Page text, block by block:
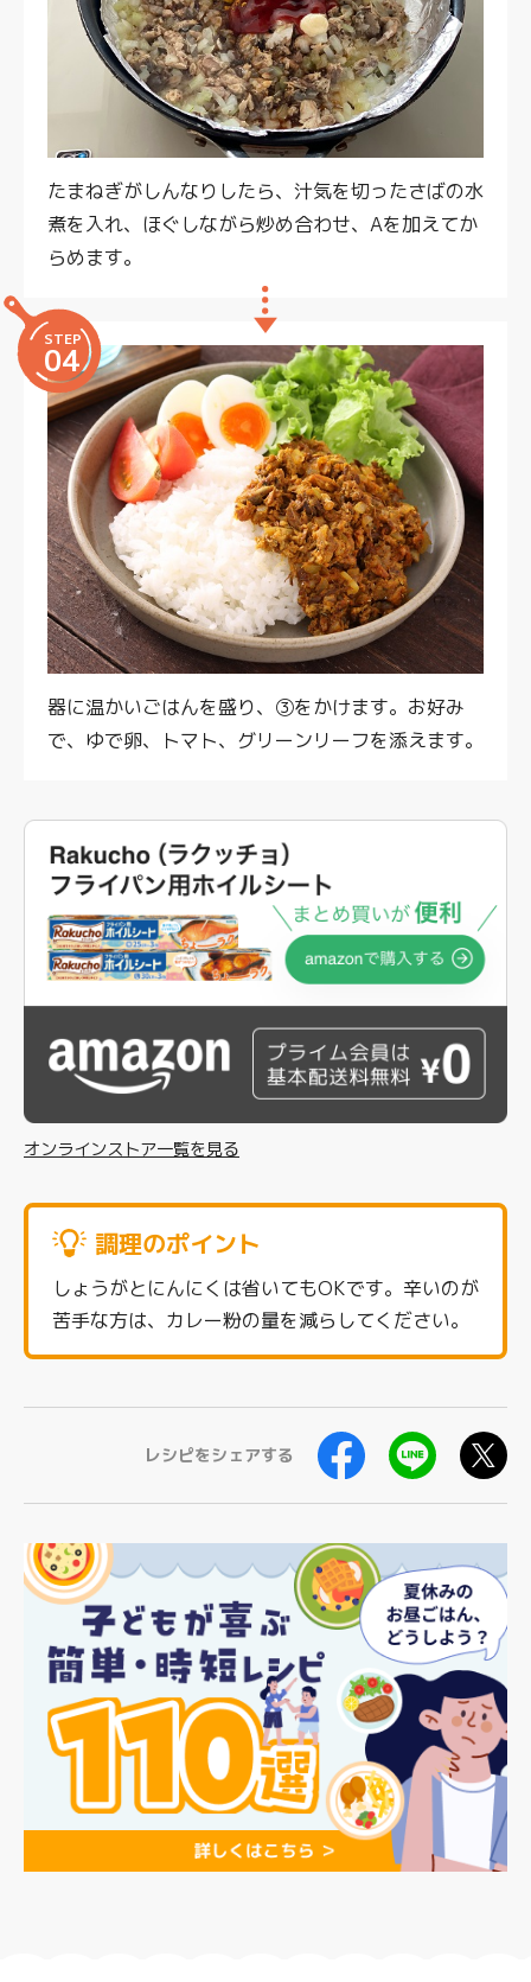
たまねぎがしんなりしたら、汁気を切ったさばの水
煮を入れ、ほぐしながら炒め合わせ、Aを加えてか
らめます。
STEP
04
器に温かいごはんを盛り、③をかけます。お好み
で、ゆで卵、トマト、グリーンリーフを添えます。
オンラインストア一覧を見る
調理のポイント
しょうがとにんにくは省いてもOKです。辛いのが
苦手な方は、カレー粉の量を減らしてください。
レシピをシェアする